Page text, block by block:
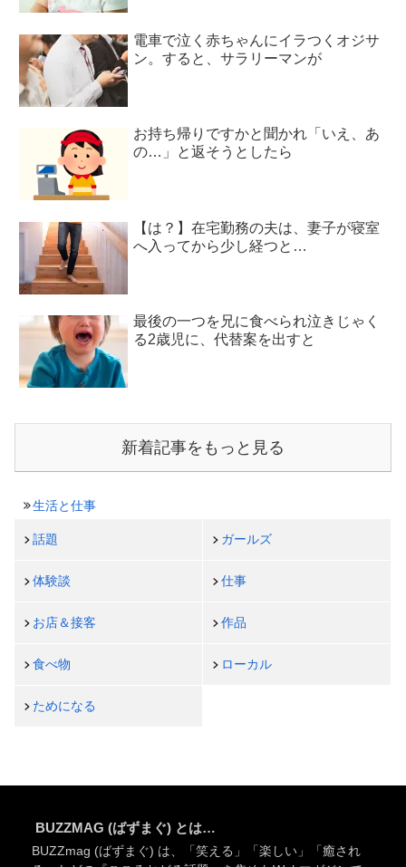
電車で泣く赤ちゃんにイラつくオジサ
ン。すると、サラリーマンが
お持ち帰りですかと聞かれ「いえ、あ
の…」と返そうとしたら
【は？】在宅勤務の夫は、妻子が寝室
へ入ってから少し経つと…
最後の一つを兄に食べられ泣きじゃく
る2歳児に、代替案を出すと
新着記事をもっと見る
生活と仕事
話題 ガールズ
体験談 仕事
お店＆接客 作品
食べ物 ローカル
ためになる
BUZZMAG (ばずまぐ) とは…
BUZZmag (ばずまぐ) は、「笑える」「楽しい」「癒され